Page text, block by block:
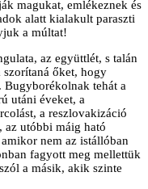
magukat, emlékeznek és
alatt kialakult paraszti
a múltat!
az együttlét, s talán
szorítaná őket, hogy
tehát a
utáni éveket, a
a reszlovakizáció
az utóbbi máig ható
nem az istállóban
fagyott meg mellettük
a másik, akik szinte